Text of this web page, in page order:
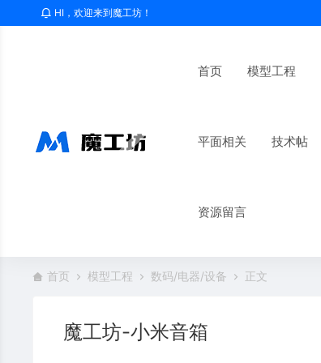
HI，欢迎来到魔工坊！
首页 模型工程
平面相关 技术帖
资源留言
首页 模型工程 数码/电器/设备 正文
魔工坊-小米音箱